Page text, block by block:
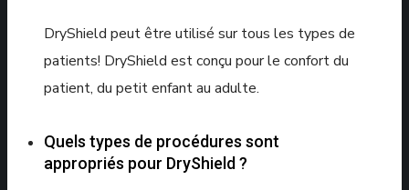
DryShield peut être utilisé sur tous les types de
patients! DryShield est conçu pour le confort du
patient, du petit enfant au adulte.
Quels types de procédures sont
appropriés pour DryShield ?